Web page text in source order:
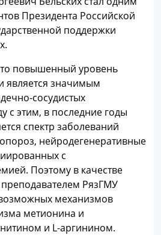
Президента Российской
поддержки
повышенный уровень
является значимым
сосудистых
с этим, в последние годы
спектр заболеваний
нейродегенеративные
с
Поэтому в качестве
РязГМУ
механизмов
метионина и
и L-аргинином.